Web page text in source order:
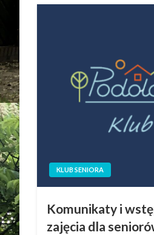
KLUB SENIORA
Komunikaty i
zajęcia dla